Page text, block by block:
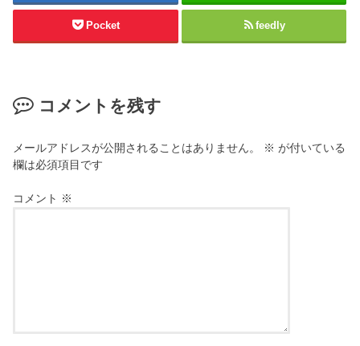
Pocket feedly
コメントを残す
メールアドレスが公開されることはありません。 ※ が付いている
欄は必須項目です
コメント ※